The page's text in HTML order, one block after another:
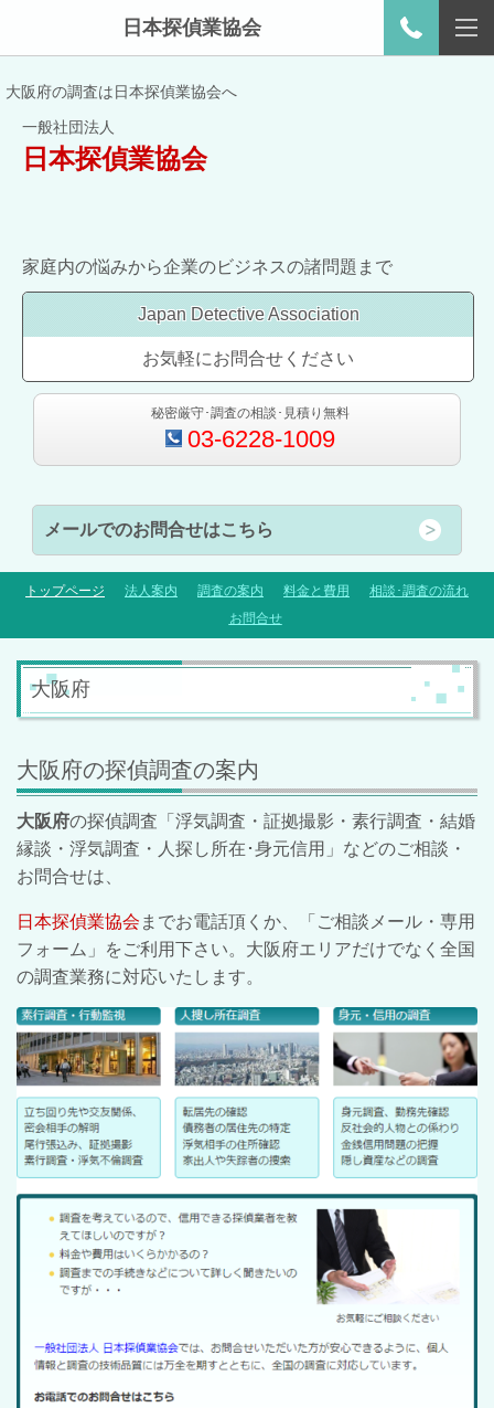
日本探偵業協会
大阪府の調査は日本探偵業協会へ
一般社団法人
日本探偵業協会
家庭内の悩みから企業のビジネスの諸問題まで
Japan Detective Association
お気軽にお問合せください
秘密厳守･調査の相談･見積り無料
03-6228-1009
メールでのお問合せはこちら
トップページ 法人案内 調査の案内 料金と費用
相談･調査の流れ
お問合せ
大阪府
大阪府の探偵調査の案内
大阪府の探偵調査「浮気調査・証拠撮影・素行調査・結婚
縁談・浮気調査・人探し所在･身元信用」などのご相談・
お問合せは、
日本探偵業協会 までお電話頂くか、「ご相談メール・専用
フォーム」をご利用下さい。大阪府エリアだけでなく全国
の調査業務に対応いたします。